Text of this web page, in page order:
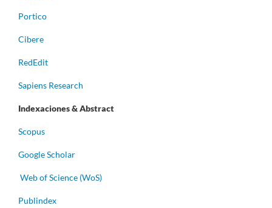
Portico
Cibere
RedEdit
Sapiens Research
Indexaciones & Abstract
Scopus
Google Scholar
Web of Science (WoS)
Publindex